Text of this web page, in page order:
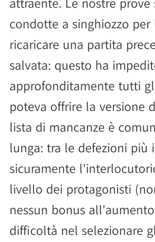
condotte a singhiozzo
ricaricare una partita
salvata: questo ha
approfonditamente tutti
poteva offrire la versione
lista di mancanze è
lunga: tra le defezioni più
sicuramente
livello dei protagonisti
nessun bonus
difficoltà nel selezionare